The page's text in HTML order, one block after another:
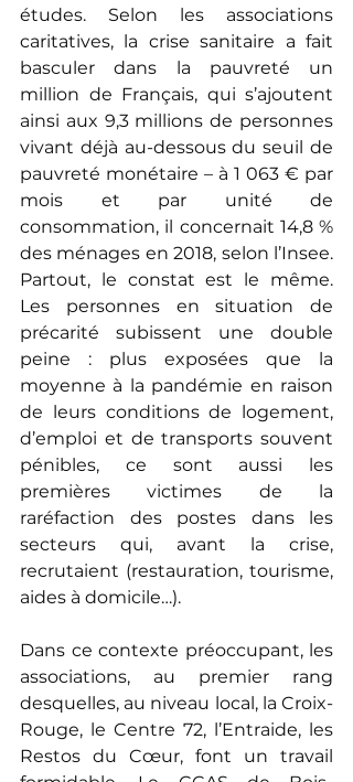
études. Selon les associations
caritatives, la crise sanitaire a fait
basculer dans la pauvreté un
million de Français, qui s’ajoutent
ainsi aux 9,3 millions de personnes
vivant déjà au-dessous du seuil de
pauvreté monétaire – à 1 063 € par
mois et par unité de
consommation, il concernait 14,8 %
des ménages en 2018, selon l’Insee.
Partout, le constat est le même.
Les personnes en situation de
précarité subissent une double
peine : plus exposées que la
moyenne à la pandémie en raison
de leurs conditions de logement,
d’emploi et de transports souvent
pénibles, ce sont aussi les
premières victimes de la
raréfaction des postes dans les
secteurs qui, avant la crise,
recrutaient (restauration, tourisme,
aides à domicile…).
Dans ce contexte préoccupant, les
associations, au premier rang
desquelles, au niveau local, la Croix-
Rouge, le Centre 72, l’Entraide, les
Restos du Cœur, font un travail